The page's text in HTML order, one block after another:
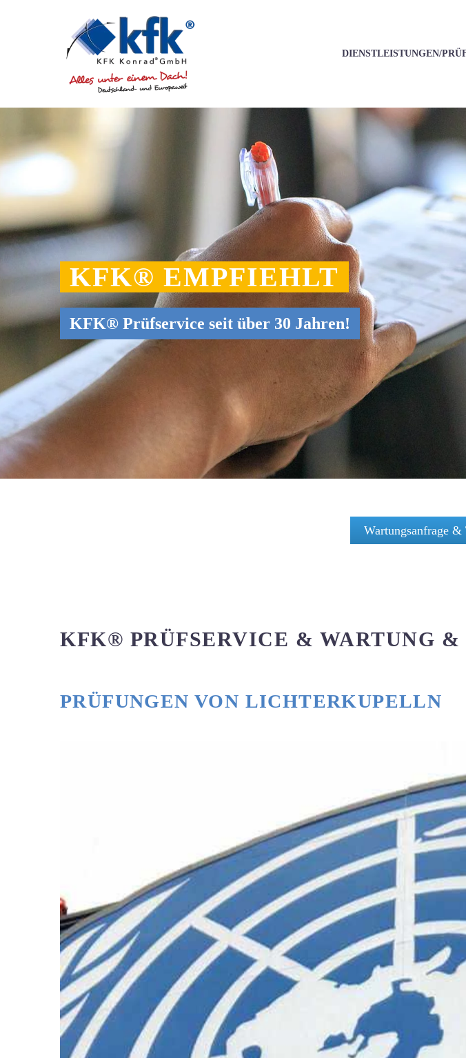
DIENSTLEISTUNGEN/
KFK® EMPFIEHLT
KFK® Prüfservice seit über 30 Jahren!
Wartungsanfrage
KFK® PRÜFSERVICE & WARTUNG
PRÜFUNGEN VON LICHTERKUPELLN